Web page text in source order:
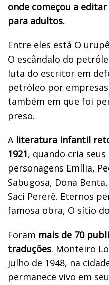
onde começou a
para adultos.
Entre eles está O
O escândalo do
luta do escritor em
petróleo por
também em que foi
preso.
A literatura infantil
1921, quando cria
personagens Emília,
Sabugosa, Dona
Saci Pererê. Eternos
famosa obra, O sítio
Foram mais de 70
traduções. Monteiro
julho de 1948, na
permanece vivo em